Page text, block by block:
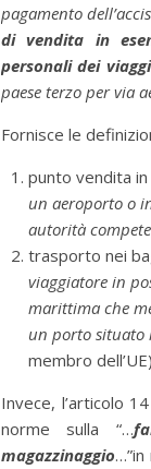
pagamento
di vendita in
personali dei
paese terzo per via
Fornisce le
punto vendita in
un aeroporto o
autorità
trasporto nei
viaggiatore in
marittima che
un porto situato
membro
Invece, l’articolo
norme sulla “…
magazzinaggio…”in